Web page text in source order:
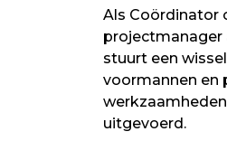
Als Coördinator
projectmanager
stuurt een
voormannen en
uitgevoerd.